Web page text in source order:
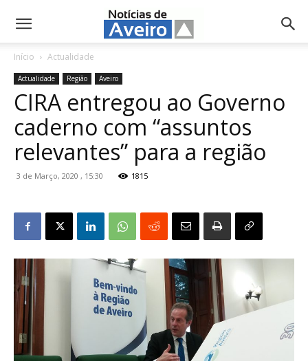
NotíciasdeAveiro.pt
Início Actualidade
Actualidade Região Aveiro
CIRA entregou ao Governo
caderno com “assuntos
relevantes” para a região
3 de Março, 2020 , 15:30 1815